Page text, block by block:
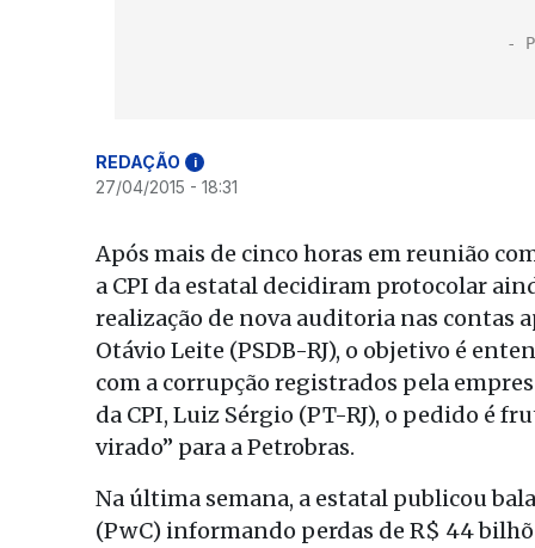
REDAÇÃO i
27/04/2015 - 18:31
Após mais de cinco horas em reunião
a CPI da estatal decidiram protocolar
realização de nova auditoria nas contas
Otávio Leite (PSDB-RJ), o objetivo é
com a corrupção registrados pela
da CPI, Luiz Sérgio (PT-RJ), o pedido é
virado” para a Petrobras.
Na última semana, a estatal publicou
(PwC) informando perdas de R$ 44